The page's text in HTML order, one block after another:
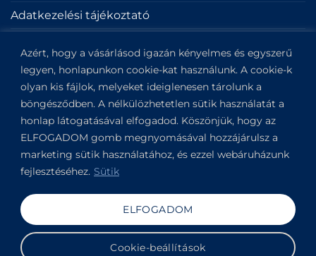
Azért, hogy a vásárlásod igazán kényelmes és egyszerű
legyen, honlapunkon cookie-kat használunk. A cookie-k
olyan kis fájlok, melyeket ideiglenesen tárolunk a
böngésződben. A nélkülözhetetlen sütik használatát a
honlap látogatásával elfogadod. Köszönjük, hogy az
ELFOGADOM gomb megnyomásával hozzájárulsz a
marketing sütik használatához, és ezzel webáruházunk
fejlesztéséhez. Sütik
Cookie-beállítások
ELFOGADOM
Adatkezelési tájékoztató
Impresszum
KAPCSOLAT
Kapitány utca 6.
Budapest,1123
View on Google Maps
+36304649191